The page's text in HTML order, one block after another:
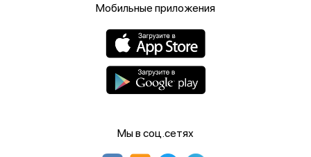
Мобильные приложения
Мы в соц.сетях